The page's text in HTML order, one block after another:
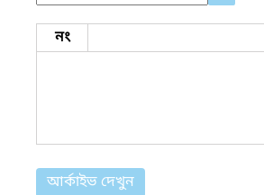
নং
আর্কাইভ দেখুন